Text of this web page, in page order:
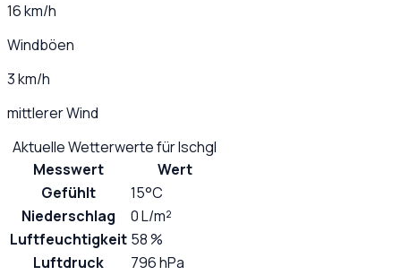
16 km/h
Windböen
3 km/h
mittlerer Wind
Aktuelle Wetterwerte fürIschgl
Messwert
Wert
Gefühlt
15°C
Niederschlag
0 L/m²
Luftfeuchtigkeit 58 %
Luftdruck
796 hPa